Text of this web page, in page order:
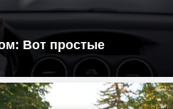
Вот простые